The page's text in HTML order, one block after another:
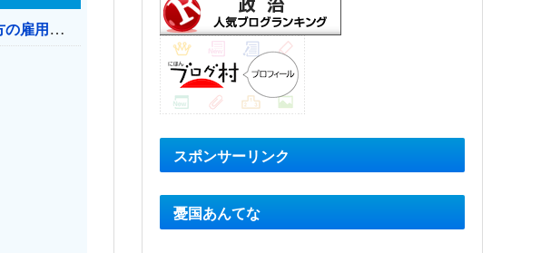
日本のお店、時給1500円でもミャンマー人に次々と逃げられてしまう。お店「すでに地方の雇用は崩壊」
スポンサーリンク
憂国あんてな